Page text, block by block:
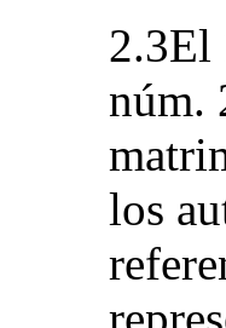
2.3El
núm.
los